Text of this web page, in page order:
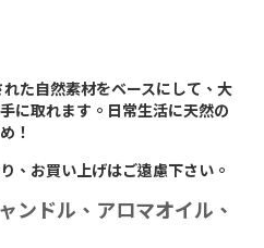
た自然素材をベースにして、大
に取れます。日常生活に天然の
！
、お買い上げはご遠慮下さい。
ンドル、アロマオイル、